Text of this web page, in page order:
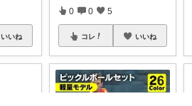
いいね
0 0 5
コレ いいね